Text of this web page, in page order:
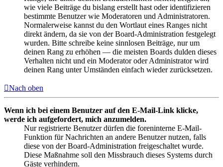
wie viele Beiträge du bislang erstellt hast oder identifizieren
bestimmte Benutzer wie Moderatoren und Administratoren.
Normalerweise kannst du den Wortlaut eines Ranges nicht
direkt ändern, da sie von der Board-Administration festgelegt
wurden. Bitte schreibe keine sinnlosen Beiträge, nur um
deinen Rang zu erhöhen — die meisten Boards dulden dieses
Verhalten nicht und ein Moderator oder Administrator wird
deinen Rang unter Umständen einfach wieder zurücksetzen.
Nach oben
Wenn ich bei einem Benutzer auf den E-Mail-Link klicke,
werde ich aufgefordert, mich anzumelden.
Nur registrierte Benutzer dürfen die foreninterne E-Mail-
Funktion für Nachrichten an andere Benutzer nutzen, falls
diese von der Board-Administration freigeschaltet wurde.
Diese Maßnahme soll den Missbrauch dieses Systems durch
Gäste verhindern.